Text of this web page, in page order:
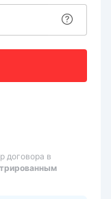
договора в